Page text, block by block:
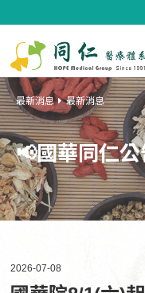
最新消息 最新消息
📢國華同仁
2026-07-08